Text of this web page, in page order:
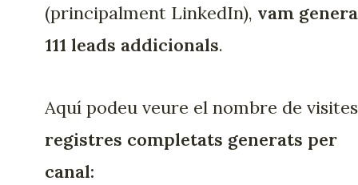
(principalment LinkedIn), vam
111 leads addicionals.
Aquí podeu veure el nombre de
registres completats generats per
canal: